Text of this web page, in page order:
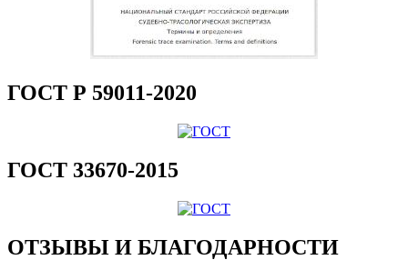
ГОСТ Р 59011-2020
ГОСТ 33670-2015
ОТЗЫВЫ И БЛАГОДАРНОСТИ